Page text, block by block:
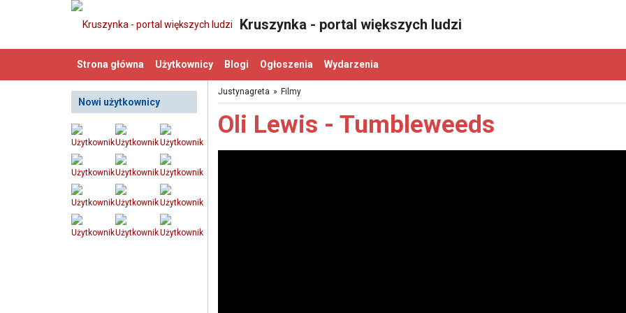
Kruszynka - portal większych ludzi
Strona główna Użytkownicy Blogi Ogłoszenia Wydarzenia
Nowi użytkownicy
Justynagreta » Filmy
Oli Lewis - Tumbleweeds